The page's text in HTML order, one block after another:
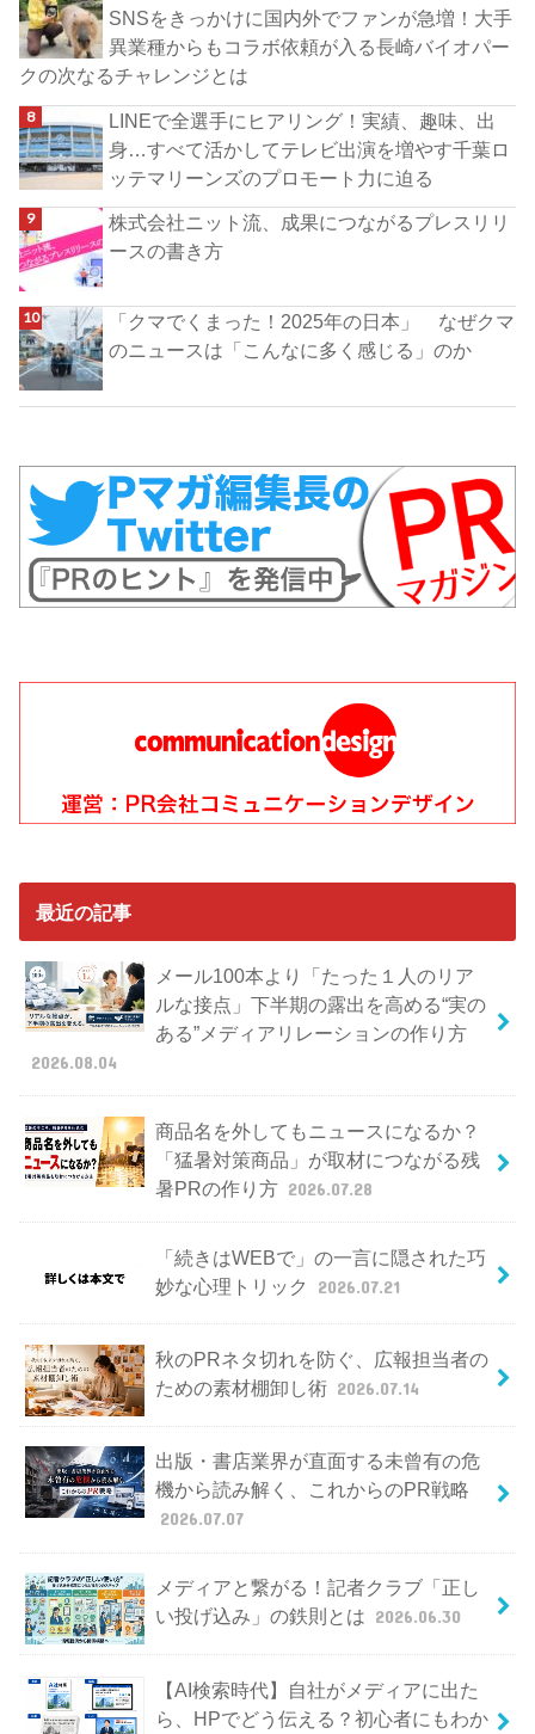
SNSをきっかけに国内外でファンが急増！大手
異業種からもコラボ依頼が入る長崎バイオパー
クの次なるチャレンジとは
LINEで全選手にヒアリング！実績、趣味、出
身…すべて活かしてテレビ出演を増やす千葉ロ
ッテマリーンズのプロモート力に迫る
株式会社ニット流、成果につながるプレスリリ
ースの書き方
「クマでくまった！2025年の日本」 なぜクマ
のニュースは「こんなに多く感じる」のか
最近の記事
メール100本より「たった１人のリア
ルな接点」下半期の露出を高める“実の
ある”メディアリレーションの作り方
2026.08.04
商品名を外してもニュースになるか？
「猛暑対策商品」が取材につながる残
暑PRの作り方 2026.07.28
「続きはWEBで」の一言に隠された巧
妙な心理トリック
2026.07.21
秋のPRネタ切れを防ぐ、広報担当者の
ための素材棚卸し術 2026.07.14
出版・書店業界が直面する未曾有の危
機から読み解く、これからのPR戦略
2026.07.07
メディアと繋がる！記者クラブ「正し
い投げ込み」の鉄則とは 2026.06.30
【AI検索時代】自社がメディアに出た
ら、HPでどう伝える？初心者にもわか